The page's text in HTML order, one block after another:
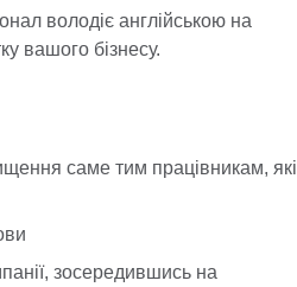
володіє англійською на
вашого бізнесу.
саме тим працівникам, які
зосередившись на